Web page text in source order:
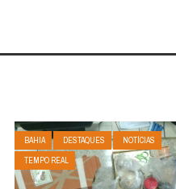
BAHIA DESTAQUES
NOTÍCIAS
TEMPO REAL